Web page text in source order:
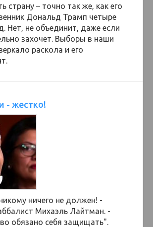
страну – точно так же, как его
Дональд Трамп четыре
Нет, не объединит, даже если
захочет. Выборы в наши
раскола и его
- жестко!
ничего не должен! -
Михаэль Лайтман. -
обязано себя защищать".